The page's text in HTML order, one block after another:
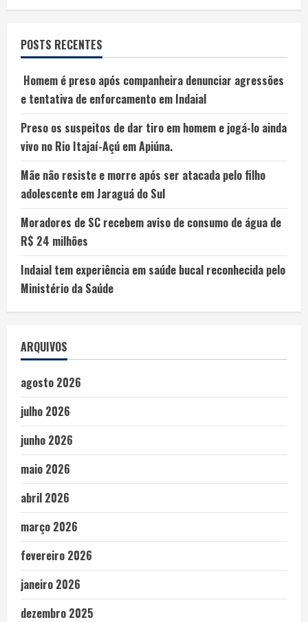
POSTS RECENTES
Homem é preso após companheira denunciar agressões
e tentativa de enforcamento em Indaial
Preso os suspeitos de dar tiro em homem e jogá-lo ainda
vivo no Rio Itajaí-Açú em Apiúna.
Mãe não resiste e morre após ser atacada pelo filho
adolescente em Jaraguá do Sul
Moradores de SC recebem aviso de consumo de água de
R$ 24 milhões
Indaial tem experiência em saúde bucal reconhecida pelo
Ministério da Saúde
ARQUIVOS
agosto 2026
julho 2026
junho 2026
maio 2026
abril 2026
março 2026
fevereiro 2026
janeiro 2026
dezembro 2025